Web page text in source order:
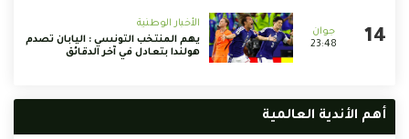
23:48
الأخبار الوطنية
يهم المنتخب التونسي : اليابان تصدم
هولندا بتعادل في آخر الدقائق
أهم الأندية العالمية